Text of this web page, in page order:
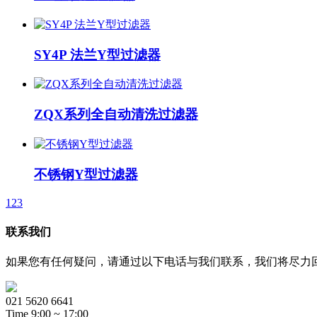
SY4P 法兰Y型过滤器
ZQX系列全自动清洗过滤器
不锈钢Y型过滤器
1 23
联系我们
如果您有任何疑问，请通过以下电话与我们联系，我们将尽力
021 5620 6641
Time 9:00 ~ 17:00